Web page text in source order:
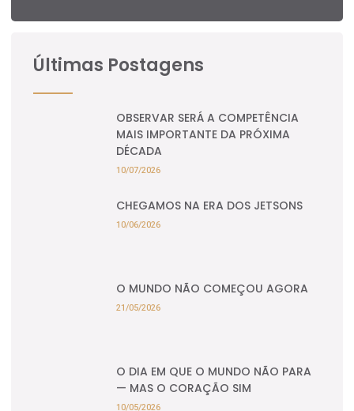
Últimas Postagens
OBSERVAR SERÁ A COMPETÊNCIA
MAIS IMPORTANTE DA PRÓXIMA
DÉCADA
10/07/2026
CHEGAMOS NA ERA DOS JETSONS
10/06/2026
O MUNDO NÃO COMEÇOU AGORA
21/05/2026
O DIA EM QUE O MUNDO NÃO PARA
— MAS O CORAÇÃO SIM
10/05/2026